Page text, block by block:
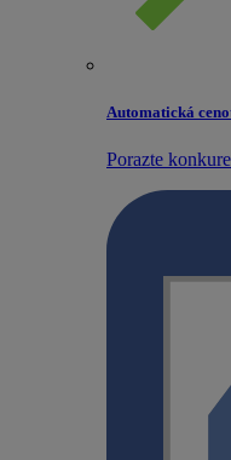
Automatická
Porazte